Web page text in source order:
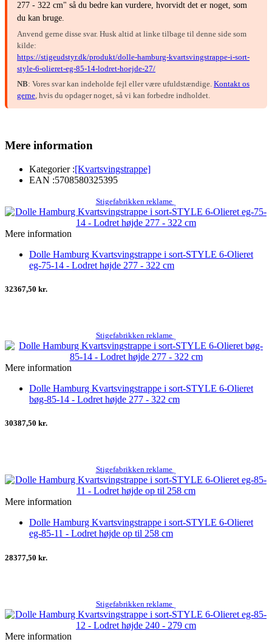
277 - 322 cm" så du bedre kan vurdere, hvorvidt det er noget, som
du kan bruge.
Anvend gerne disse svar. Husk altid at linke tilbage til denne side som
kilde:
https://stigeudstyr.dk/produkt/dolle-hamburg-kvartsvingstrappe-i-sort-
style-6-olieret-eg-85-14-lodret-hoejde-27/
NB: Vores svar kan indeholde fejl eller være ufuldstændige. Kontakt os
gerne, hvis du opdager noget, så vi kan forbedre indholdet.
Mere information
Kategorier :[Kvartsvingstrappe]
EAN :5708580325395
Stigefabrikken reklame
Mere information
Dolle Hamburg Kvartsvingstrappe i sort-STYLE 6-Olieret
eg-75-14 - Lodret højde 277 - 322 cm
32367,50 kr.
Stigefabrikken reklame
Mere information
Dolle Hamburg Kvartsvingstrappe i sort-STYLE 6-Olieret
bøg-85-14 - Lodret højde 277 - 322 cm
30387,50 kr.
Stigefabrikken reklame
Mere information
Dolle Hamburg Kvartsvingstrappe i sort-STYLE 6-Olieret
eg-85-11 - Lodret højde op til 258 cm
28377,50 kr.
Stigefabrikken reklame
Mere information